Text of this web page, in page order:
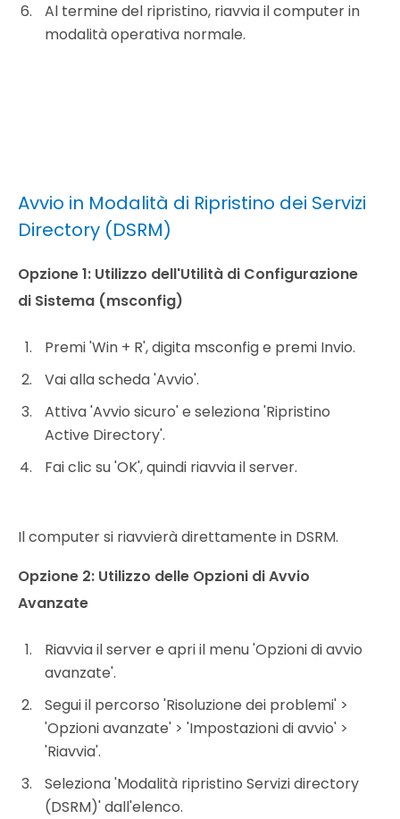
Al termine del ripristino, riavvia il computer in
modalità operativa normale.
Avvio in Modalità di Ripristino dei Servizi
Directory (DSRM)
Opzione 1: Utilizzo dell'Utilità di Configurazione
di Sistema (msconfig)
Premi 'Win + R', digita msconfig e premi Invio.
Vai alla scheda 'Avvio'.
Attiva 'Avvio sicuro' e seleziona 'Ripristino
Active Directory'.
Fai clic su 'OK', quindi riavvia il server.
Il computer si riavvierà direttamente in DSRM.
Opzione 2: Utilizzo delle Opzioni di Avvio
Avanzate
Riavvia il server e apri il menu 'Opzioni di avvio
avanzate'.
Segui il percorso 'Risoluzione dei problemi' >
'Opzioni avanzate' > 'Impostazioni di avvio' >
'Riavvia'.
Seleziona 'Modalità ripristino Servizi directory
(DSRM)' dall'elenco.